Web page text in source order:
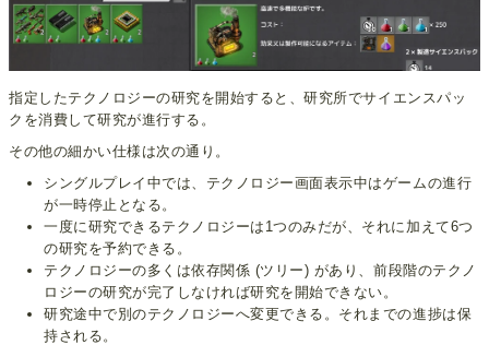
指定したテクノロジーの研究を開始すると、研究所でサイエンスパッ
クを消費して研究が進行する。
その他の細かい仕様は次の通り。
シングルプレイ中では、テクノロジー画面表示中はゲームの進行
が一時停止となる。
一度に研究できるテクノロジーは1つのみだが、それに加えて6つ
の研究を予約できる。
テクノロジーの多くは依存関係 (ツリー) があり、前段階のテクノ
ロジーの研究が完了しなければ研究を開始できない。
研究途中で別のテクノロジーへ変更できる。それまでの進捗は保
持される。